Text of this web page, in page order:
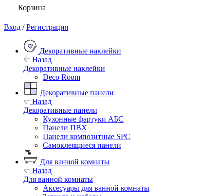
Корзина
Вход / Регистрация
Декоративные наклейки
Назад
Декоративные наклейки
Deco Room
Декоративные панели
Назад
Декоративные панели
Кухонные фартуки АБС
Панели ПВХ
Панели композитные SPC
Самоклеящиеся панели
Для ванной комнаты
Назад
Для ванной комнаты
Аксесуары для ванной комнаты